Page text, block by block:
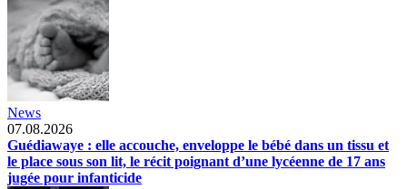
News
07.08.2026
Guédiawaye : elle accouche, enveloppe le bébé dans un tissu et
le place sous son lit, le récit poignant d’une lycéenne de 17 ans
jugée pour infanticide